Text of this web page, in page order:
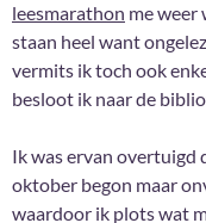
leesmarathon me weer
staan heel want
vermits ik toch ook
besloot ik naar de
Ik was ervan overtuigd
oktober begon maar
waardoor ik plots wat